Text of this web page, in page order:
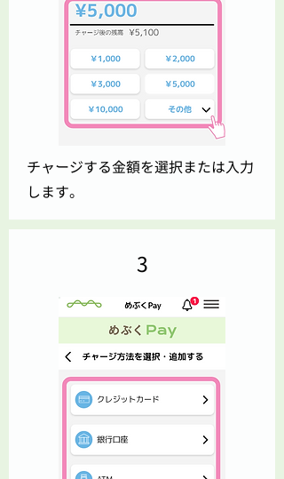
チャージする金額を選択または入力
します。
3